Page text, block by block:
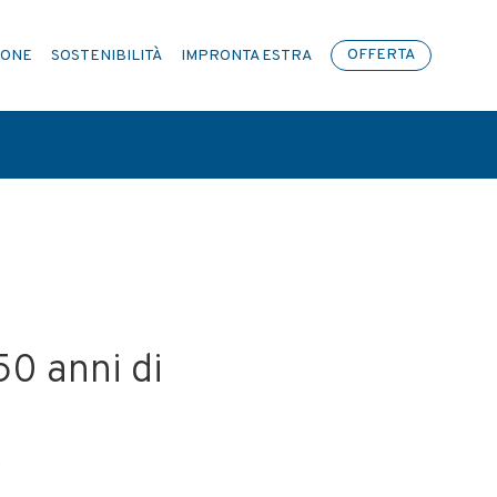
SOSTENIBILITÀ IMPRONTA ESTRA OFFERTA
anni di